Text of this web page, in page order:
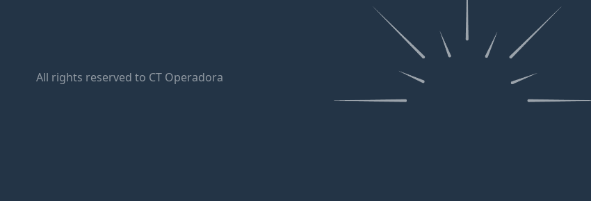
All rights reserved to CT Operadora